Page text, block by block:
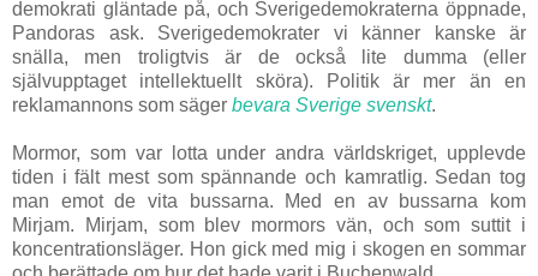
demokrati gläntade på, och Sverigedemokraterna öppnade,
Pandoras ask. Sverigedemokrater vi känner kanske är
snälla, men troligtvis är de också lite dumma (eller
självupptaget intellektuellt sköra). Politik är mer än en
reklamannons som säger bevara Sverige svenskt.
Mormor, som var lotta under andra världskriget, upplevde
tiden i fält mest som spännande och kamratlig. Sedan tog
man emot de vita bussarna. Med en av bussarna kom
Mirjam. Mirjam, som blev mormors vän, och som suttit i
koncentrationsläger. Hon gick med mig i skogen en sommar